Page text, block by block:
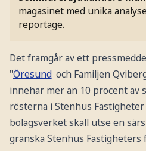
magasinet med unika
reportage.
Det framgår av ett
"Öresund och Familjen
innehar mer än 10 procent av
rösterna i Stenhus
bolagsverket skall utse en
granska Stenhus